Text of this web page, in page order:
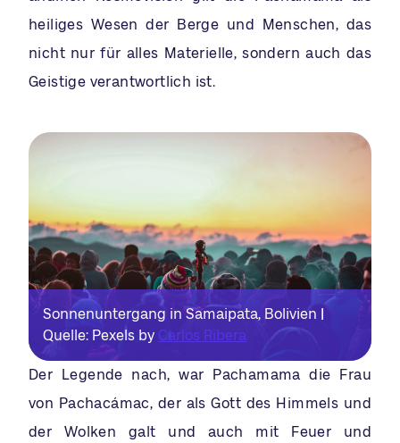
heiliges Wesen der Berge und Menschen, das
nicht nur für alles Materielle, sondern auch das
Geistige verantwortlich ist.
Sonnenuntergang in Samaipata, Bolivien |
Quelle: Pexels by Carlos Ribera
Der Legende nach, war Pachamama die Frau
von Pachacámac, der als Gott des Himmels und
der Wolken galt und auch mit Feuer und